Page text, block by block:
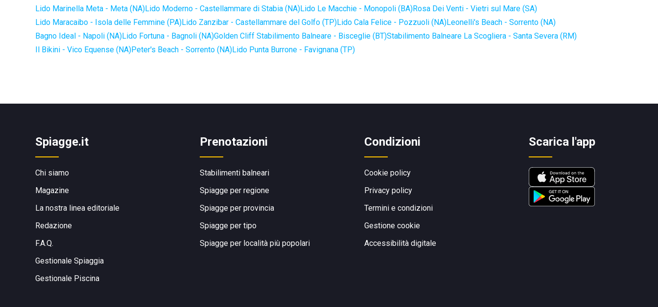
Lido Marinella Meta - Meta (NA)Lido Moderno - Castellammare di Stabia (NA)Lido Le Macchie - Monopoli (BA)Rosa Dei Venti - Vietri sul Mare (SA)
Lido Maracaibo - Isola delle Femmine (PA)Lido Zanzibar - Castellammare del Golfo (TP)Lido Cala Felice - Pozzuoli (NA)Leonelli's Beach - Sorrento (NA)
Bagno Ideal - Napoli (NA)Lido Fortuna - Bagnoli (NA)Golden Cliff Stabilimento Balneare - Bisceglie (BT)Stabilimento Balneare La Scogliera - Santa Severa (RM)
Il Bikini - Vico Equense (NA)Peter's Beach - Sorrento (NA)Lido Punta Burrone - Favignana (TP)
Spiagge.it
Chi siamo
Magazine
La nostra linea editoriale
Redazione
F.A.Q.
Gestionale Spiaggia
Gestionale Piscina
Prenotazioni
Stabilimenti balneari
Spiagge per regione
Spiagge per provincia
Spiagge per tipo
Spiagge per località più popolari
Condizioni
Cookie policy
Privacy policy
Termini e condizioni
Gestione cookie
Accessibilità digitale
Scarica l'app